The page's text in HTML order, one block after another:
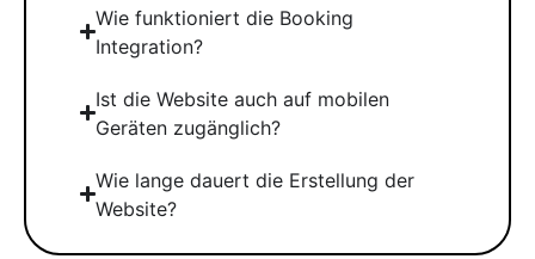
Wie funktioniert die Booking
Integration?
Ist die Website auch auf mobilen
Geräten zugänglich?
Wie lange dauert die Erstellung der
Website?